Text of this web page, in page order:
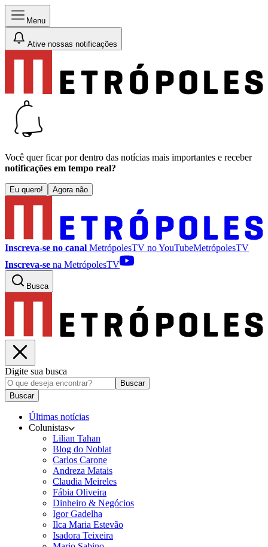
Menu
Ative nossas notificações
Você quer ficar por dentro das notícias mais importantes e receber
notificações em tempo real?
Eu quero! Agora não
Inscreva-se no canal MetrópolesTV noYouTubeMetrópolesTV
Inscreva-se na MetrópolesTV
Busca
Digite sua busca
Buscar
Buscar
Últimas notícias
Colunistas
Lilian Tahan
Blog do Noblat
Carlos Carone
Andreza Matais
Claudia Meireles
Fábia Oliveira
Dinheiro & Negócios
Igor Gadelha
Ilca Maria Estevão
Isadora Teixeira